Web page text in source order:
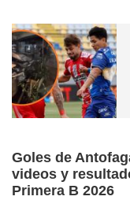
Goles de
videos y
Primera B 2026